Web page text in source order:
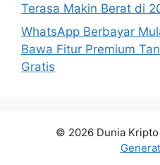
Terasa Makin Berat di
WhatsApp Berbayar
Bawa Fitur Premium
Gratis
© 2026 Dunia Kripto